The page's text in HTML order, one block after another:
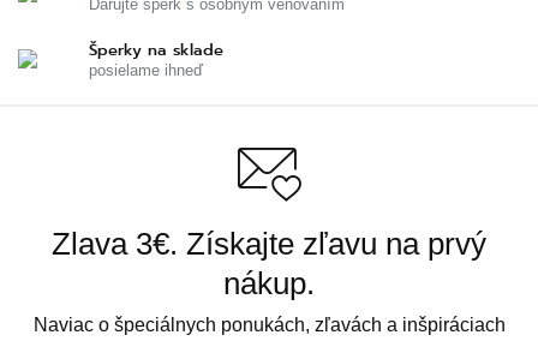
Darujte šperk s osobným venovaním
Šperky na sklade
posielame ihneď
Zlava 3€. Získajte zľavu na prvý
nákup.
Naviac o špeciálnych ponukách, zľavách a inšpiráciach